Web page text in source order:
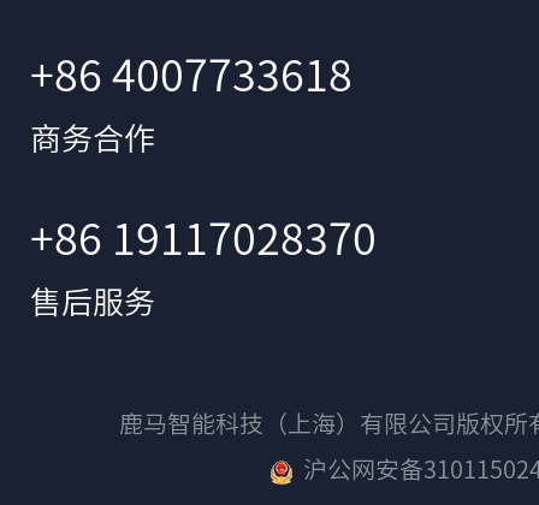
+86 4007733618
商务合作
+86 19117028370
售后服务
鹿马智能科技（上海）有限公司版权
沪公网安备